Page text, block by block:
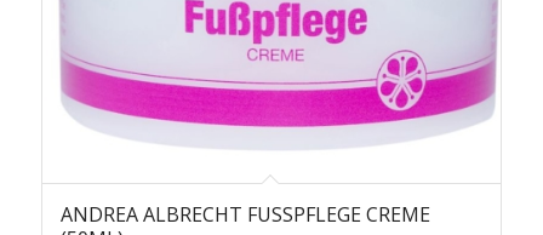
ANDREA ALBRECHT FUSSPFLEGE CREME (